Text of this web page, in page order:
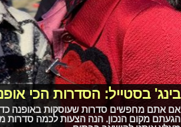
בינג' בסטייל: הסדרות הכי
הגעתם מקום הנכון. הנה הצעות לכמה סדרות